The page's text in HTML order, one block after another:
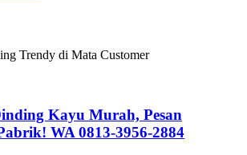
Kayu Murah, Pesan
WA 0813-3956-2884